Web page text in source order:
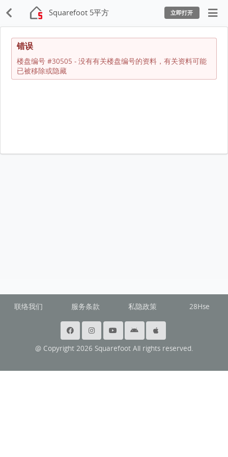
Squarefoot 5平方 立即打开
错误
楼盘编号 #30505 - 没有有关楼盘编号的资料，有关资料可能
已被移除或隐藏
联络我们 服务条款 私隐政策 28Hse
@ Copyright 2026 Squarefoot All rights reserved.